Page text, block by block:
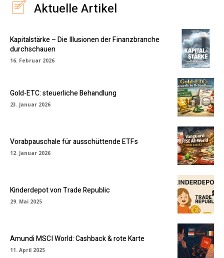
Aktuelle Artikel
Kapitalstärke – Die Illusionen der Finanzbranche
durchschauen
16. Februar 2026
Gold-ETC: steuerliche Behandlung
23. Januar 2026
Vorabpauschale für ausschüttende ETFs
12. Januar 2026
Kinderdepot von Trade Republic
29. Mai 2025
Amundi MSCI World: Cashback & rote Karte
11. April 2025